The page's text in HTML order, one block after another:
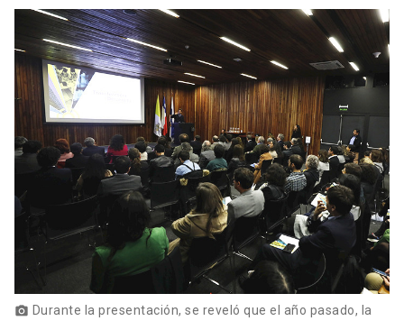
Alumni launch
Padres y familia
Vecinos launch
Mi Portal UC launch
Medios Biblioteca
Donaciones launch
photo_camera Durante la presentación, se reveló que el año pasado, la